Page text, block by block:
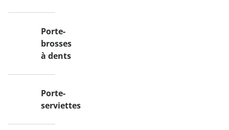
Porte-
brosses
à dents
Porte-
serviettes